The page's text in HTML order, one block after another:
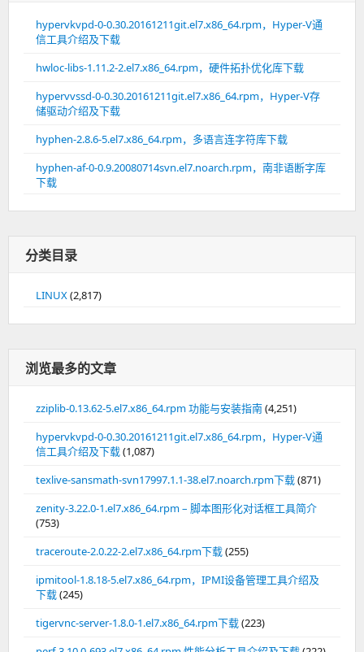
hypervkvpd-0-0.30.20161211git.el7.x86_64.rpm，Hyper-V通
信工具介绍及下载
hwloc-libs-1.11.2-2.el7.x86_64.rpm，硬件拓扑优化库下载
hypervvssd-0-0.30.20161211git.el7.x86_64.rpm，Hyper-V存
储驱动介绍及下载
hyphen-2.8.6-5.el7.x86_64.rpm，多语言连字符库下载
hyphen-af-0-0.9.20080714svn.el7.noarch.rpm，南非语断字库
下载
分类目录
LINUX(2,817)
浏览最多的文章
zziplib-0.13.62-5.el7.x86_64.rpm 功能与安装指南(4,251)
hypervkvpd-0-0.30.20161211git.el7.x86_64.rpm，Hyper-V通
信工具介绍及下载(1,087)
texlive-sansmath-svn17997.1.1-38.el7.noarch.rpm下载(871)
zenity-3.22.0-1.el7.x86_64.rpm – 脚本图形化对话框工具简介
(753)
traceroute-2.0.22-2.el7.x86_64.rpm下载(255)
ipmitool-1.8.18-5.el7.x86_64.rpm，IPMI设备管理工具介绍及
下载(245)
tigervnc-server-1.8.0-1.el7.x86_64.rpm下载(223)